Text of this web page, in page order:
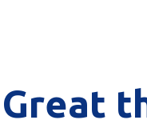
Great